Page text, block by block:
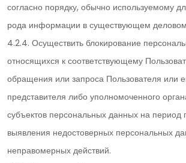
согласно порядку, обычно используемому
рода информации в существующем
4.2.4. Осуществить блокирование
относящихся к соответствующему
обращения или запроса Пользователя или
представителя либо уполномоченного
субъектов персональных данных на период
выявления недостоверных персональных
неправомерных действий.